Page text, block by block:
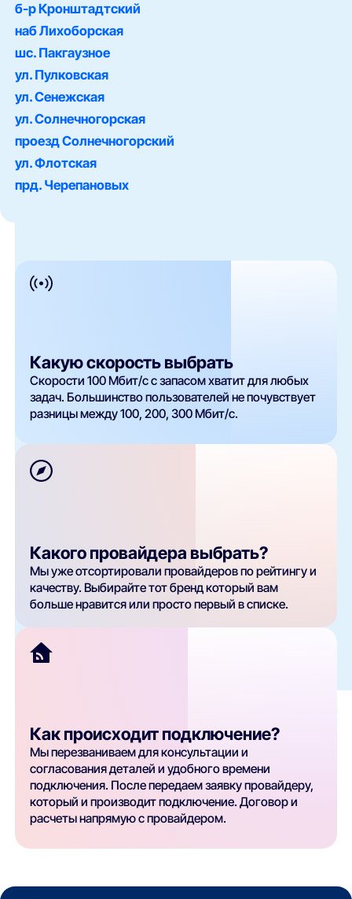
б-р Кронштадтский
наб Лихоборская
шс. Пакгаузное
ул. Пулковская
ул. Сенежская
ул. Солнечногорская
проезд Солнечногорский
ул. Флотская
прд. Черепановых
Какую скорость выбрать
Скорости 100 Мбит/с с запасом хватит для любых
задач. Большинство пользователей не почувствует
разницы между 100, 200, 300 Мбит/с.
Какого провайдера выбрать?
Мы уже отсортировали провайдеров по рейтингу и
качеству. Выбирайте тот бренд который вам
больше нравится или просто первый в списке.
Как происходит подключение?
Мы перезваниваем для консультации и
согласования деталей и удобного времени
подключения. После передаем заявку провайдеру,
который и производит подключение. Договор и
расчеты напрямую с провайдером.